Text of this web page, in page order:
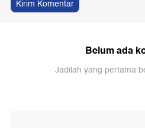
Kirim Komentar
Belum ada
Jadilah yang pertama